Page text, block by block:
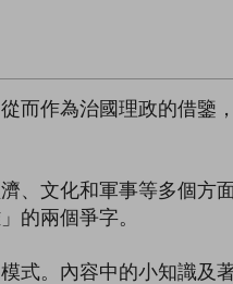
而作為治國理政的借鑒
、文化和軍事等多個方
的兩個爭字。
式。內容中的小知識及